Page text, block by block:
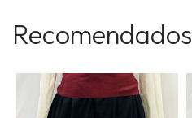
Recomendados